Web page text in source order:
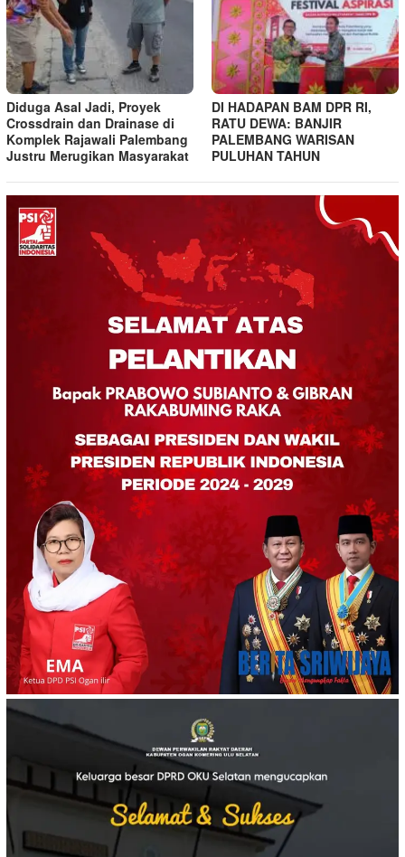
Diduga Asal Jadi, Proyek
Crossdrain dan Drainase di
Komplek Rajawali Palembang
Justru Merugikan Masyarakat
DI HADAPAN BAM DPR RI,
RATU DEWA: BANJIR
PALEMBANG WARISAN
PULUHAN TAHUN